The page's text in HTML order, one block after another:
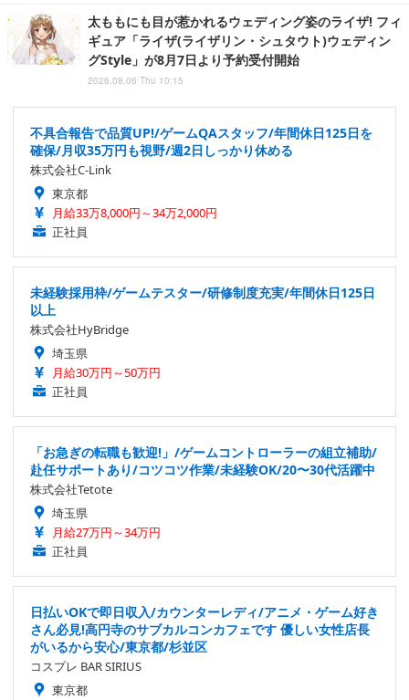
太ももにも目が惹かれるウェディング姿のライザ! フィ
ギュア「ライザ(ライザリン・シュタウト)ウェディン
グStyle」が8月7日より予約受付開始
2026.08.06 Thu 10:15
不具合報告で品質UP!/ゲームQAスタッフ/年間休日125日を
確保/月収35万円も視野/週2日しっかり休める
株式会社C-Link
東京都
月給33万8,000円～34万2,000円
正社員
未経験採用枠/ゲームテスター/研修制度充実/年間休日125日
以上
株式会社HyBridge
埼玉県
月給30万円～50万円
正社員
「お急ぎの転職も歓迎!」/ゲームコントローラーの組立補助/
赴任サポートあり/コツコツ作業/未経験OK/20〜30代活躍中
株式会社Tetote
埼玉県
月給27万円～34万円
正社員
日払いOKで即日収入/カウンターレディ/アニメ・ゲーム好き
さん必見!高円寺のサブカルコンカフェです 優しい女性店長
がいるから安心/東京都/杉並区
コスプレ BAR SIRIUS
東京都